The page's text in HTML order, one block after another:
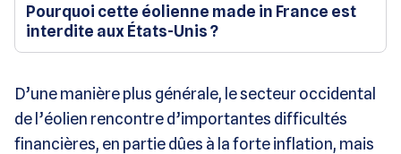
Pourquoi cette éolienne made in France est
interdite aux États-Unis ?
D’une manière plus générale, le secteur occidental
de l’éolien rencontre d’importantes difficultés
financières, en partie dûes à la forte inflation, mais